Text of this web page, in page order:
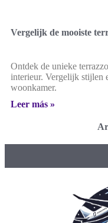
Vergelijk de mooiste
Ontdek de unieke
interieur. Vergelijk stijlen
woonkamer.
Leer más »